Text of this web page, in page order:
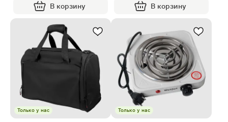
В корзину В корзину
Только у нас Только у нас